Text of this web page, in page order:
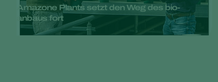
Amazone Plants setzt den Weg des bio-
anbaus fort